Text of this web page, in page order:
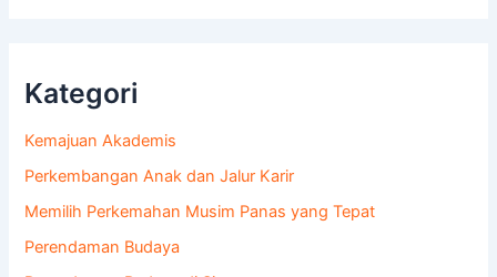
Kategori
Kemajuan Akademis
Perkembangan Anak dan Jalur Karir
Memilih Perkemahan Musim Panas yang Tepat
Perendaman Budaya